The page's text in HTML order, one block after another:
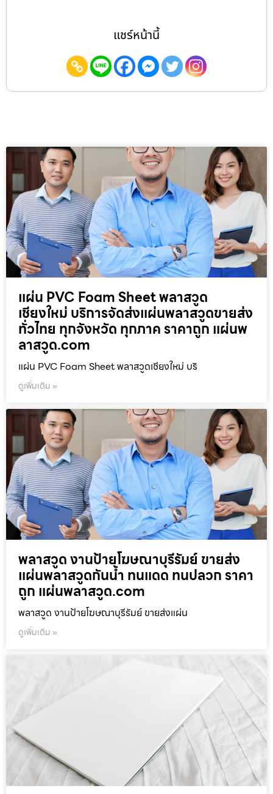
แชร์หน้านี้
แผ่น PVC Foam Sheet พลาสวูด
เชียงใหม่ บริการจัดส่งแผ่นพลาสวูดขายส่ง
ทั่วไทย ทุกจังหวัด ทุกภาค ราคาถูก แผ่นพ
ลาสวูด.com
แผ่น PVC Foam Sheet พลาสวูดเชียงใหม่ บริ
ดูเพิ่มเติม »
พลาสวูด งานป้ายโฆษณาบุรีรัมย์ ขายส่ง
แผ่นพลาสวูดกันน้ำ ทนแดด ทนปลวก ราคา
ถูก แผ่นพลาสวูด.com
พลาสวูด งานป้ายโฆษณาบุรีรัมย์ ขายส่งแผ่น
ดูเพิ่มเติม »